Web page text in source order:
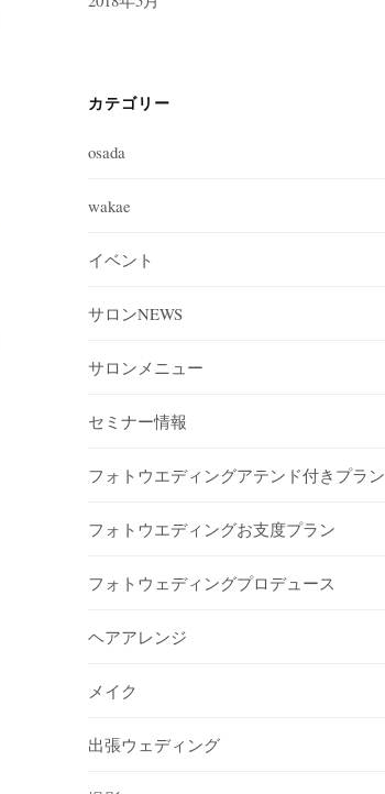
カテゴリー
osada
wakae
イベント
サロンNEWS
サロンメニュー
セミナー情報
フォトウエディングアテンド付きプラン
フォトウエディングお支度プラン
フォトウェディングプロデュース
ヘアアレンジ
メイク
出張ウェディング